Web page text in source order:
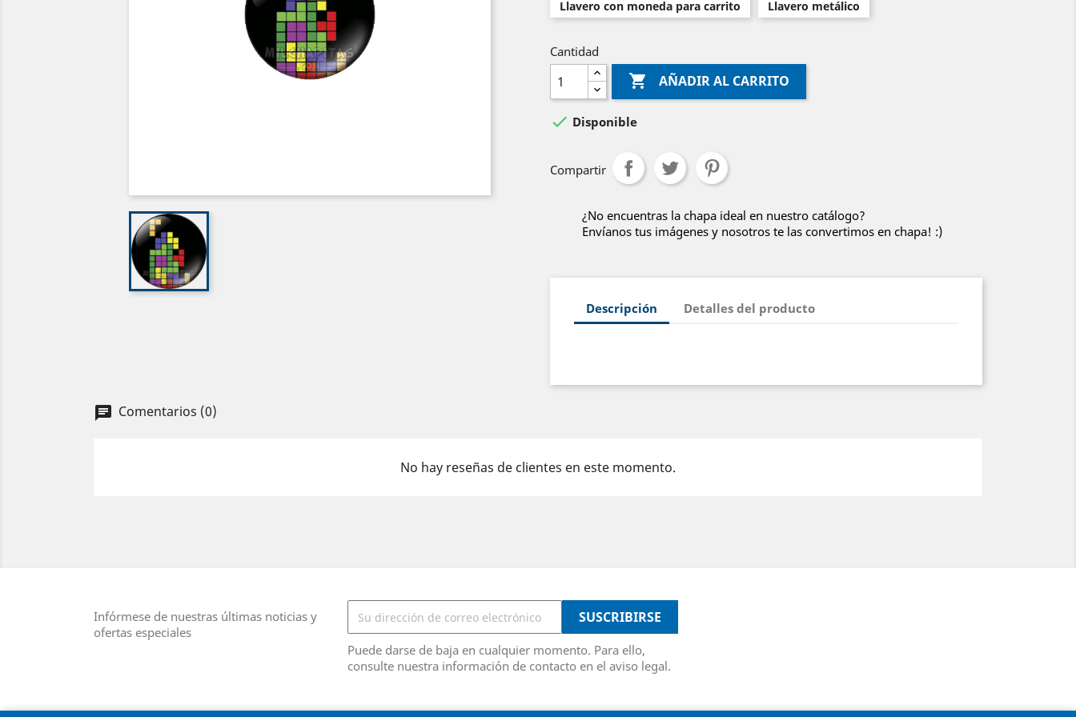
Llavero con moneda para carrito
Llavero metálico
Cantidad
 AÑADIR AL CARRITO
 Disponible
Compartir
¿No encuentras la chapa ideal en nuestro catálogo?
Envíanos tus imágenes y nosotros te las convertimos en chapa! :)
Descripción Detalles del producto
chat Comentarios (0)
No hay reseñas de clientes en este momento.
Infórmese de nuestras últimas noticias y
ofertas especiales
Puede darse de baja en cualquier momento. Para ello,
consulte nuestra información de contacto en el aviso legal.